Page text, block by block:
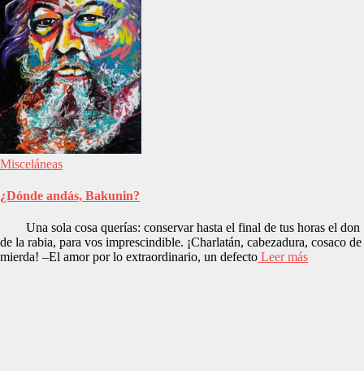
Misceláneas
¿Dónde andás, Bakunin?
Una sola cosa querías: conservar hasta el final de tus horas el don
de la rabia, para vos imprescindible. ¡Charlatán, cabezadura, cosaco de
mierda! –El amor por lo extraordinario, un defecto Leer más